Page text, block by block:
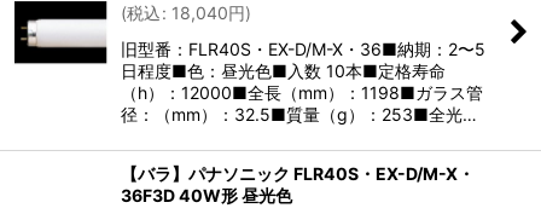
(税込: 18,040円)
旧型番：FLR40S・EX-D/M-X・36■納期：2〜5
日程度■色：昼光色■入数 10本■定格寿命
（h）：12000■全長（mm）：1198■ガラス管
径：（mm）：32.5■質量（g）：253■全光…
【バラ】パナソニック FLR40S・EX-D/M-X・
36F3D 40W形 昼光色